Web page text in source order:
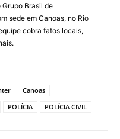
Brasil de
sede em Canoas, no Rio
cobra fatos locais,
Canoas
POLÍCIA
POLÍCIA CIVIL